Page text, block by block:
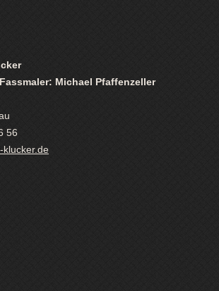
Michael Pfaffenzeller
56
klucker.de